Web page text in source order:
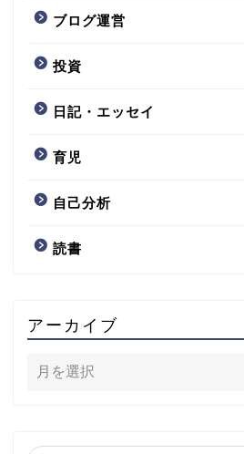
ブログ運営
投資
日記・エッセイ
育児
自己分析
読書
アーカイブ